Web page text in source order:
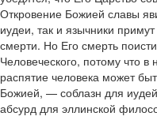
Откровение Божией славы
иудеи, так и язычники
смерти. Но Его смерть
Человеческого, потому что
распятие человека может
Божией, — соблазн для
абсурд для эллинской